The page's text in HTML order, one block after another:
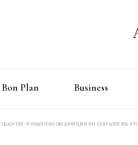
Bon Plan Business
est-il essentiel de prendre en compte les